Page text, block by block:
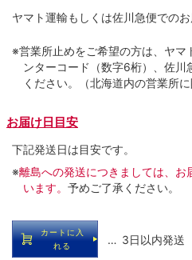
ヤマト運輸もしくは佐川急便でのお
※営業所止めをご希望の方は、ヤマ
ンターコード（数字6桁）、佐
ください。（北海道内の営業所に
お届け日目安
下記発送日は目安です。
※離島への発送につきましては、
います。 予めご了承ください。
カートに入
れる
… 3日以内発送